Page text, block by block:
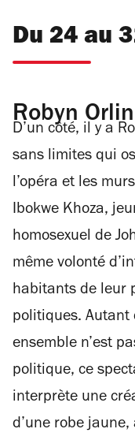
Du 24 au
Robyn
D’un côté, il y a
sans limites qui
l’opéra et les
Ibokwe Khoza,
homosexuel de
même volonté
habitants de leur
politiques.
ensemble n’est
politique, ce
interprète une
d’une robe